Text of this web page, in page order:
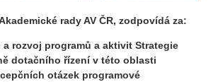
rady AV ČR, zodpovídá za:
rozvoj programů a aktivit Strategie
dotačního řízení v této oblasti
otázek programové